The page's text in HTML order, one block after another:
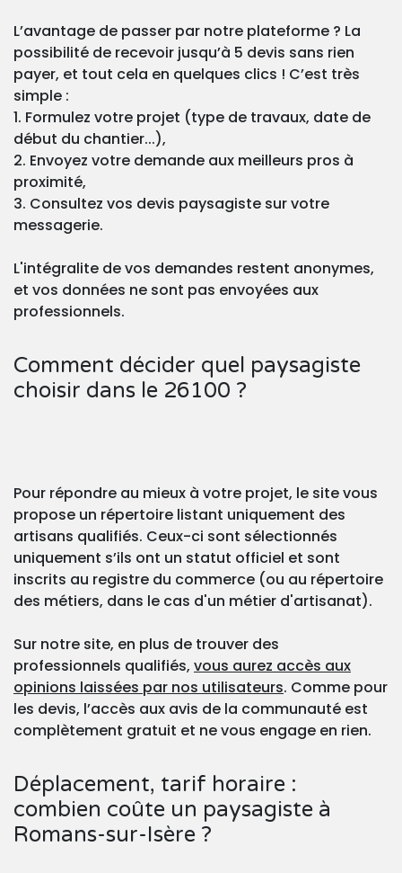
L’avantage de passer par notre plateforme ? La
possibilité de recevoir jusqu’à 5 devis sans rien
payer, et tout cela en quelques clics ! C’est très
simple :
1. Formulez votre projet (type de travaux, date de
début du chantier...),
2. Envoyez votre demande aux meilleurs pros à
proximité,
3. Consultez vos devis paysagiste sur votre
messagerie.
L'intégralite de vos demandes restent anonymes,
et vos données ne sont pas envoyées aux
professionnels.
Comment décider quel paysagiste
choisir dans le 26100 ?
Pour répondre au mieux à votre projet, le site vous
propose un répertoire listant uniquement des
artisans qualifiés. Ceux-ci sont sélectionnés
uniquement s’ils ont un statut officiel et sont
inscrits au registre du commerce (ou au répertoire
des métiers, dans le cas d'un métier d'artisanat).
Sur notre site, en plus de trouver des
professionnels qualifiés, vous aurez accès aux
opinions laissées par nos utilisateurs. Comme pour
les devis, l’accès aux avis de la communauté est
complètement gratuit et ne vous engage en rien.
Déplacement, tarif horaire :
combien coûte un paysagiste à
Romans-sur-Isère ?